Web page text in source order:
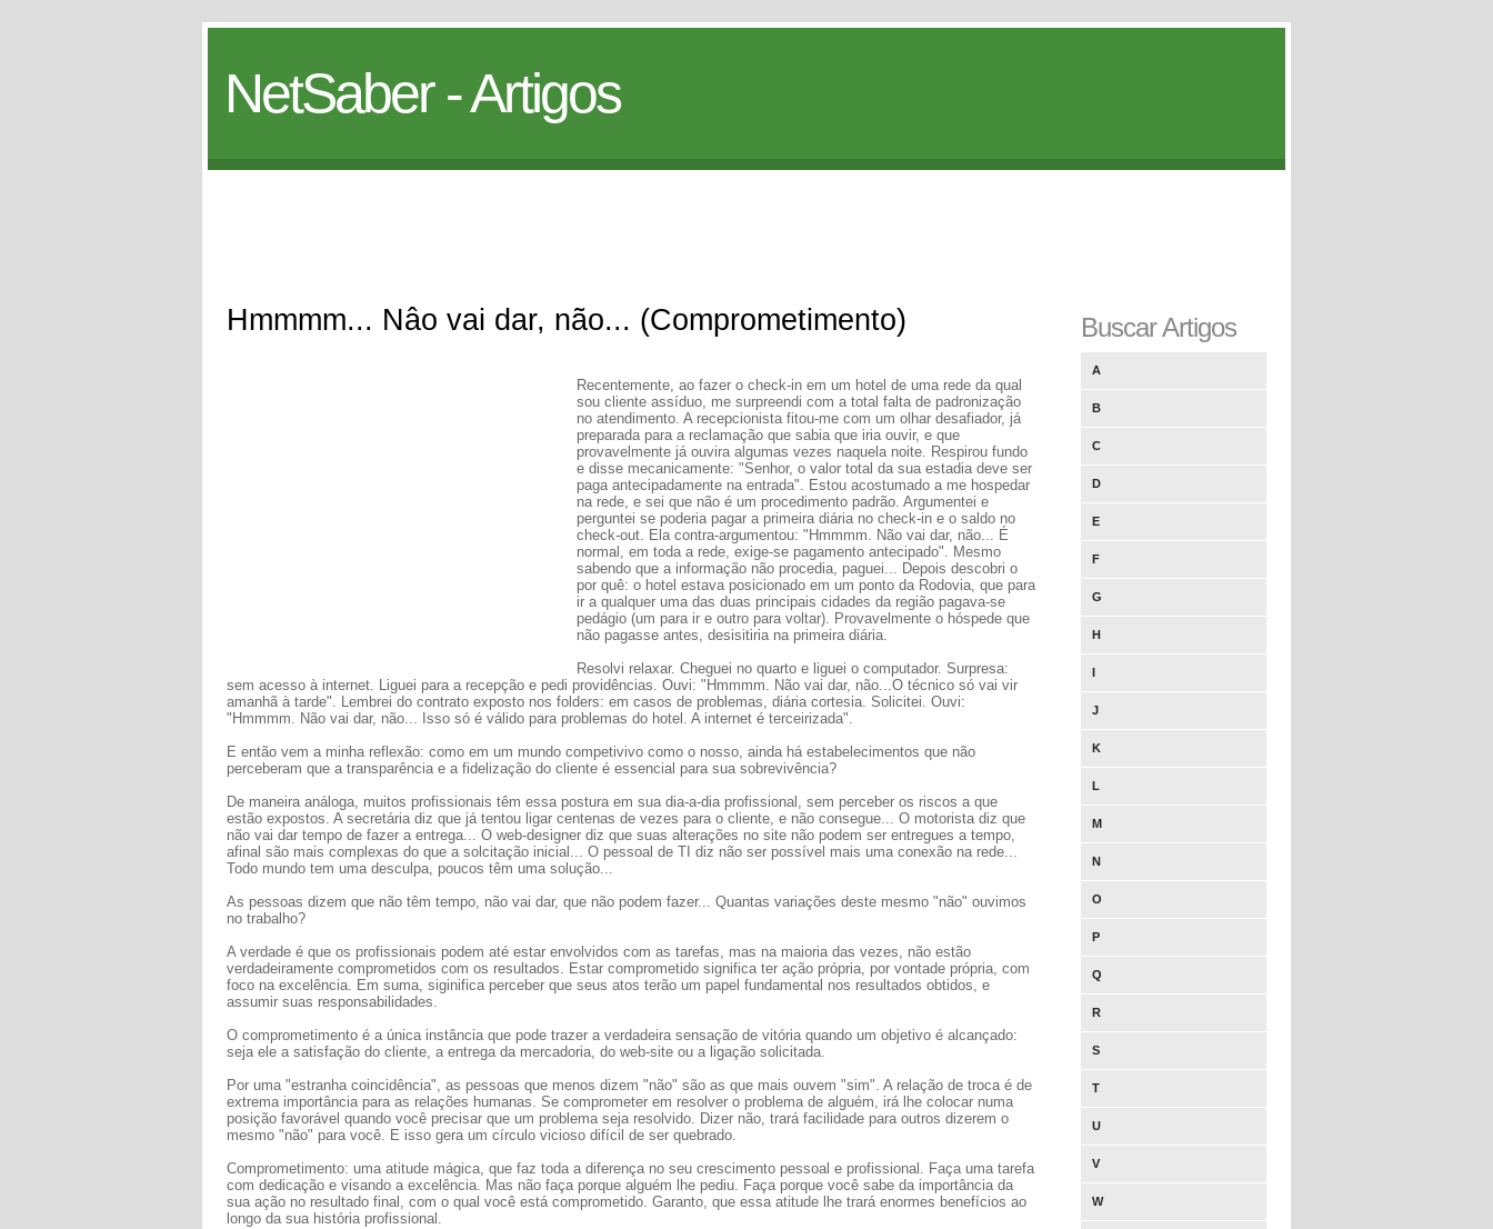
NetSaber - Artigos
Hmmmm... Nâo vai dar, não... (Comprometimento)
Recentemente, ao fazer o check-in em um hotel de uma rede da qual
sou cliente assíduo, me surpreendi com a total falta de padronização
no atendimento. A recepcionista fitou-me com um olhar desafiador, já
preparada para a reclamação que sabia que iria ouvir, e que
provavelmente já ouvira algumas vezes naquela noite. Respirou fundo
e disse mecanicamente: "Senhor, o valor total da sua estadia deve ser
paga antecipadamente na entrada". Estou acostumado a me hospedar
na rede, e sei que não é um procedimento padrão. Argumentei e
perguntei se poderia pagar a primeira diária no check-in e o saldo no
check-out. Ela contra-argumentou: "Hmmmm. Não vai dar, não... É
normal, em toda a rede, exige-se pagamento antecipado". Mesmo
sabendo que a informação não procedia, paguei... Depois descobri o
por quê: o hotel estava posicionado em um ponto da Rodovia, que para
ir a qualquer uma das duas principais cidades da região pagava-se
pedágio (um para ir e outro para voltar). Provavelmente o hóspede que
não pagasse antes, desisitiria na primeira diária.
Resolvi relaxar. Cheguei no quarto e liguei o computador. Surpresa:
sem acesso à internet. Liguei para a recepção e pedi providências. Ouvi: "Hmmmm. Não vai dar, não...O técnico só vai vir
amanhã à tarde". Lembrei do contrato exposto nos folders: em casos de problemas, diária cortesia. Solicitei. Ouvi:
"Hmmmm. Não vai dar, não... Isso só é válido para problemas do hotel. A internet é terceirizada".
E então vem a minha reflexão: como em um mundo competivivo como o nosso, ainda há estabelecimentos que não
perceberam que a transparência e a fidelização do cliente é essencial para sua sobrevivência?
De maneira análoga, muitos profissionais têm essa postura em sua dia-a-dia profissional, sem perceber os riscos a que
estão expostos. A secretária diz que já tentou ligar centenas de vezes para o cliente, e não consegue... O motorista diz que
não vai dar tempo de fazer a entrega... O web-designer diz que suas alterações no site não podem ser entregues a tempo,
afinal são mais complexas do que a solcitação inicial... O pessoal de TI diz não ser possível mais uma conexão na rede...
Todo mundo tem uma desculpa, poucos têm uma solução...
As pessoas dizem que não têm tempo, não vai dar, que não podem fazer... Quantas variações deste mesmo "não" ouvimos
no trabalho?
A verdade é que os profissionais podem até estar envolvidos com as tarefas, mas na maioria das vezes, não estão
verdadeiramente comprometidos com os resultados. Estar comprometido significa ter ação própria, por vontade própria, com
foco na excelência. Em suma, siginifica perceber que seus atos terão um papel fundamental nos resultados obtidos, e
assumir suas responsabilidades.
O comprometimento é a única instância que pode trazer a verdadeira sensação de vitória quando um objetivo é alcançado:
seja ele a satisfação do cliente, a entrega da mercadoria, do web-site ou a ligação solicitada.
Por uma "estranha coincidência", as pessoas que menos dizem "não" são as que mais ouvem "sim". A relação de troca é de
extrema importância para as relações humanas. Se comprometer em resolver o problema de alguém, irá lhe colocar numa
posição favorável quando você precisar que um problema seja resolvido. Dizer não, trará facilidade para outros dizerem o
mesmo "não" para você. E isso gera um círculo vicioso difícil de ser quebrado.
Comprometimento: uma atitude mágica, que faz toda a diferença no seu crescimento pessoal e profissional. Faça uma tarefa
com dedicação e visando a excelência. Mas não faça porque alguém lhe pediu. Faça porque você sabe da importância da
sua ação no resultado final, com o qual você está comprometido. Garanto, que essa atitude lhe trará enormes benefícios ao
longo da sua história profissional.
Buscar Artigos
A
B
C
D
E
F
G
H
I
J
K
L
M
N
O
P
Q
R
S
T
U
V
W